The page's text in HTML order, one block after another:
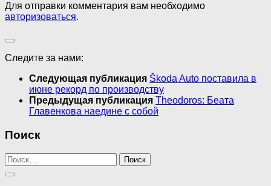
Для отправки комментария вам необходимо
авторизоваться.
Следите за нами:
Следующая публикация Škoda Auto поставила в
июне рекорд по производству
Предыдущая публикация Theodoros: Беата
Главенкова наедине с собой
Поиск
Найти: